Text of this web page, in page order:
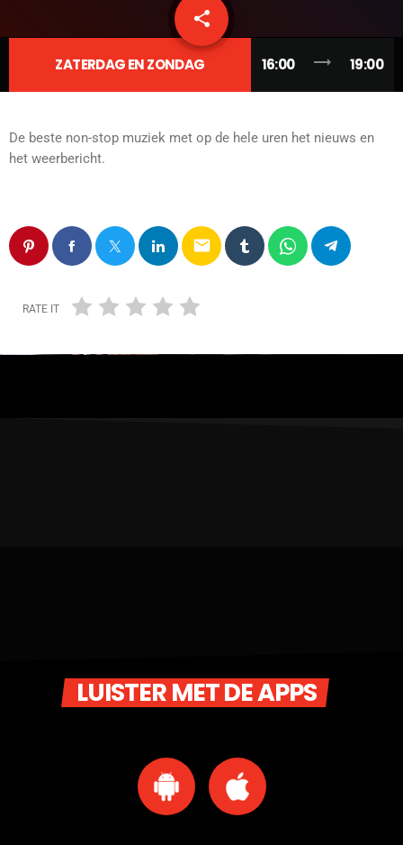
share
email
ZATERDAG EN ZONDAG 16:00 trending_flat 19:00
De beste non-stop muziek met op de hele uren het nieuws en
het weerbericht.
email
RATE IT
LUISTER MET DE APPS